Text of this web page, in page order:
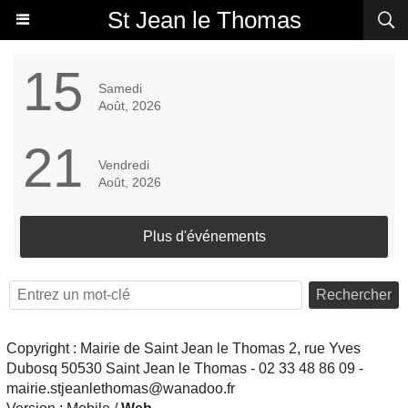
St Jean le Thomas
15
Samedi
Août, 2026
21
Vendredi
Août, 2026
Plus d'événements
Rechercher
Copyright : Mairie de Saint Jean le Thomas 2, rue Yves
Dubosq 50530 Saint Jean le Thomas - 02 33 48 86 09 -
mairie.stjeanlethomas@wanadoo.fr